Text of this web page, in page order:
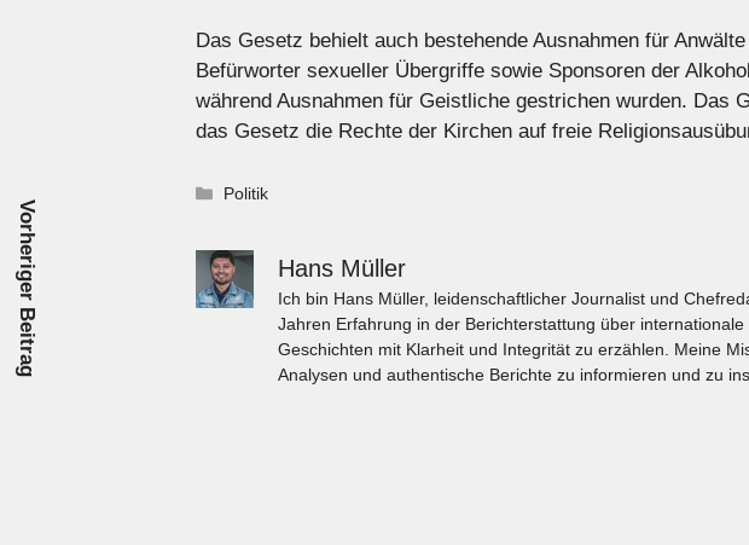
Das Gesetz behielt auch bestehende Ausnahmen für
Befürworter sexueller Übergriffe sowie Sponsoren der
während Ausnahmen für Geistliche gestrichen wurden. Das
das Gesetz die Rechte der Kirchen auf freie
Kategorien
Politik
Hans Müller
Ich bin Hans Müller, leidenschaftlicher Journalist und
Jahren Erfahrung in der Berichterstattung über
Geschichten mit Klarheit und Integrität zu erzählen. Meine
Analysen und authentische Berichte zu informieren und zu
Vorheriger Beitrag